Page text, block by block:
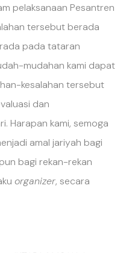
pelaksanaan Pesantren
tersebut berada
pada tataran
mudahan kami dapat
kesalahan tersebut
dan
Harapan kami, semoga
amal jariyah bagi
bagi rekan-rekan
organizer, secara